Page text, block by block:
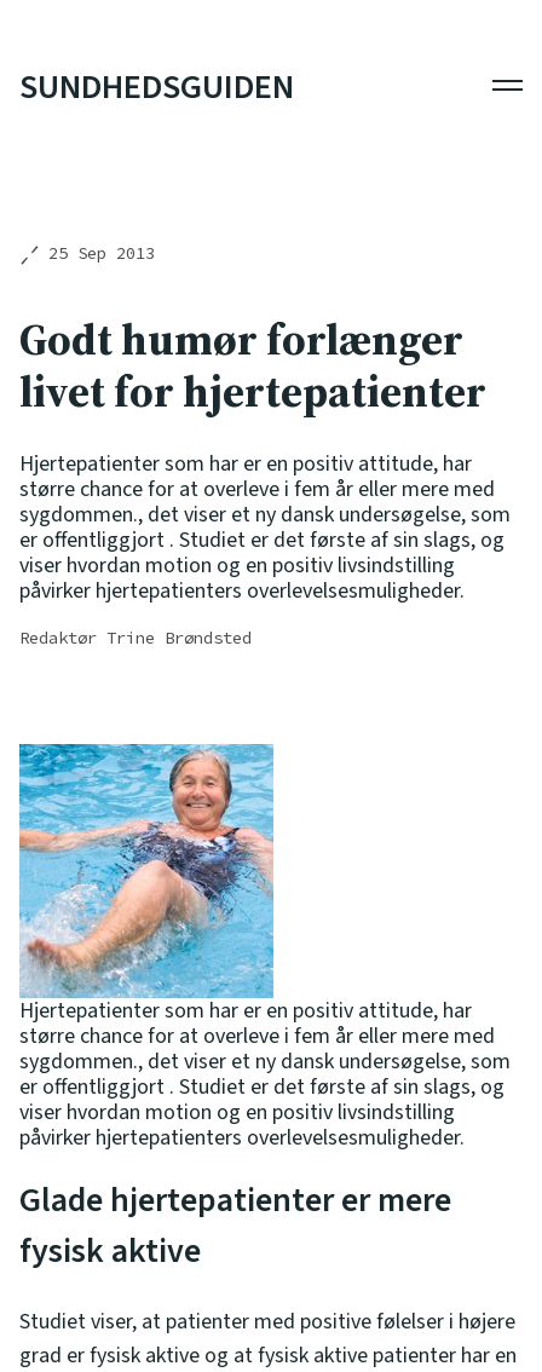
SUNDHEDSGUIDEN
25 Sep 2013
Godt humør forlænger
livet for hjertepatienter
Hjertepatienter som har er en positiv attitude, har
større chance for at overleve i fem år eller mere med
sygdommen., det viser et ny dansk undersøgelse, som
er offentliggjort . Studiet er det første af sin slags, og
viser hvordan motion og en positiv livsindstilling
påvirker hjertepatienters overlevelsesmuligheder.
Redaktør Trine Brøndsted
Hjertepatienter som har er en positiv attitude, har
større chance for at overleve i fem år eller mere med
sygdommen., det viser et ny dansk undersøgelse, som
er offentliggjort . Studiet er det første af sin slags, og
viser hvordan motion og en positiv livsindstilling
påvirker hjertepatienters overlevelsesmuligheder.
Glade hjertepatienter er mere
fysisk aktive
Studiet viser, at patienter med positive følelser i højere
grad er fysisk aktive og at fysisk aktive patienter har en